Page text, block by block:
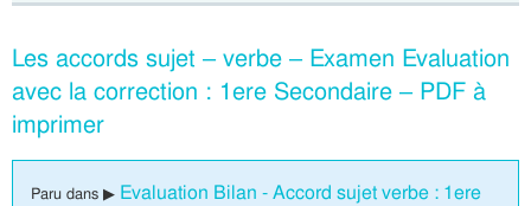
Les accords sujet – verbe – Examen Evaluation
avec la correction : 1ere Secondaire – PDF à
imprimer
Paru dans ▶ Evaluation Bilan - Accord sujet verbe : 1ere